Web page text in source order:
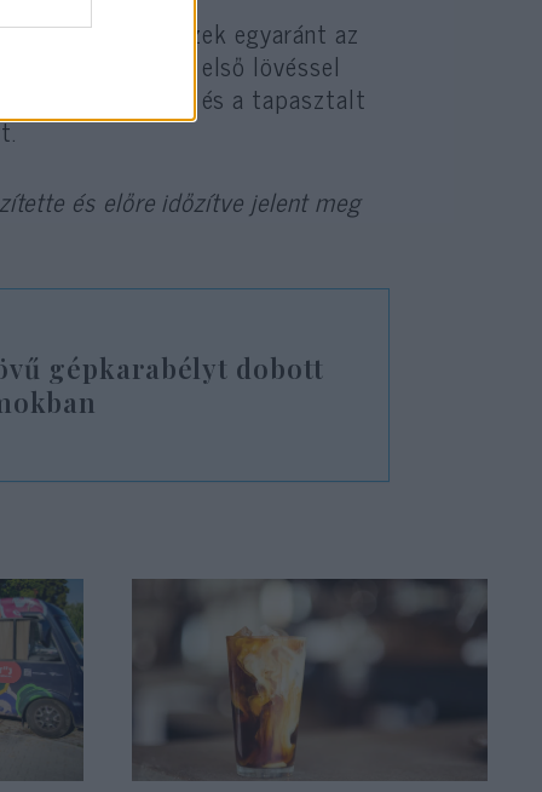
tapasztalt lövészek egyaránt az
lőállásból az első lövéssel
egyike sem, és a tapasztalt
és előre időzítve jelent meg
gépkarabélyt dobott